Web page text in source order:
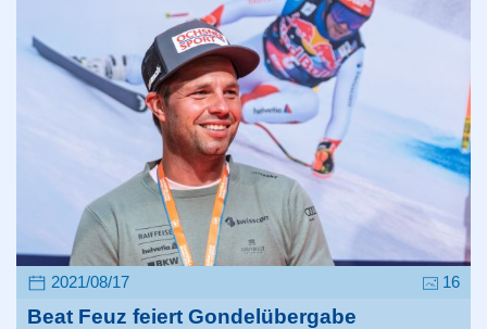
2021/08/17 16
Beat Feuz feiert Gondelübergabe